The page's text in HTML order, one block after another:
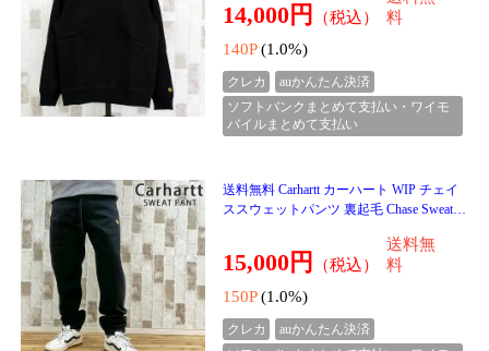
(1.0%)
auかんたん決済
ソフトバンクまとめて支払い・ワイモ
バイルまとめて支払い
送料無料 HUF ハフ メガブラスト エンブ
13,500円（税込） 料
135P (1.0%)
クレカ
ソフトバンクまとめて支払い・ワイモ
バイルまとめて支払い
送料無料 HUF ハフ アーチプルオーバー
フーディ スウェットパーカー ARCH P/O